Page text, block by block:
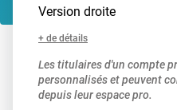
Version droite
+ de détails
Les titulaires d'un compte
personnalisés et peuvent
depuis leur espace pro.